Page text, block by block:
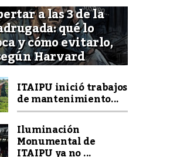
a las 3 de la
qué lo
y cómo evitarlo,
Harvard
ITAIPU inició trabajos
de mantenimiento...
Iluminación
Monumental de